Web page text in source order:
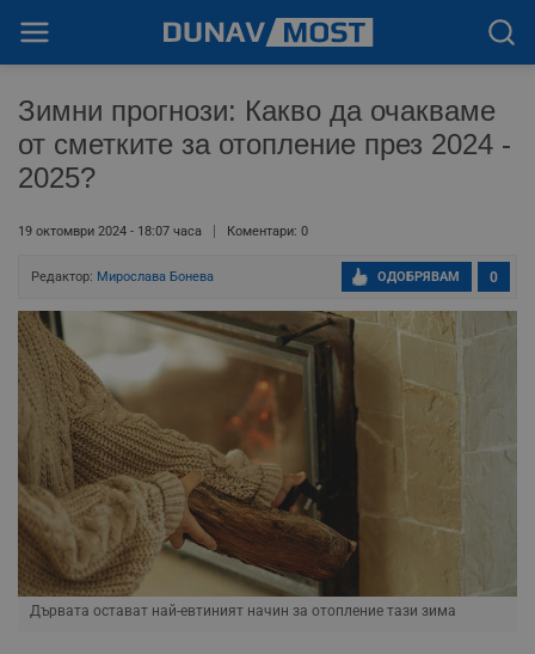
Зимни прогнози: Какво да очакваме
от сметките за отопление през 2024 -
2025?
19 октомври 2024 - 18:07 часа Коментари: 0
Редактор: Мирослава Бонева 0
ОДОБРЯВАМ
Дървата остават най-евтиният начин за отопление тази зима